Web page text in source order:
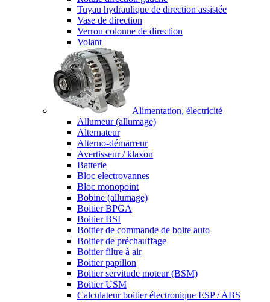
Tuyau hydraulique de direction assistée
Vase de direction
Verrou colonne de direction
Volant
Alimentation, électricité
Allumeur (allumage)
Alternateur
Alterno-démarreur
Avertisseur / klaxon
Batterie
Bloc electrovannes
Bloc monopoint
Bobine (allumage)
Boitier BPGA
Boitier BSI
Boitier de commande de boite auto
Boitier de préchauffage
Boitier filtre à air
Boitier papillon
Boitier servitude moteur (BSM)
Boitier USM
Calculateur boitier électronique ESP / ABS